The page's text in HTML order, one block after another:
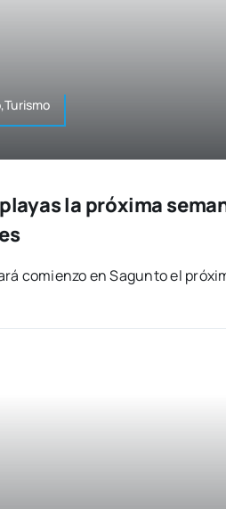
la próxima
comien­zo en Sagun­to el